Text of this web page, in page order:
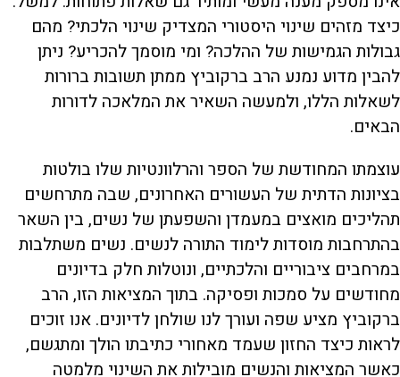
כיצד מזהים שינוי היסטורי המצדיק שינוי הלכתי? מהם
גבולות הגמישות של ההלכה? ומי מוסמך להכריע? ניתן
להבין מדוע נמנע הרב ברקוביץ ממתן תשובות ברורות
לשאלות הללו, ולמעשה השאיר את המלאכה לדורות
הבאים.
עוצמתו המחודשת של הספר והרלוונטיות שלו בולטות
בציונות הדתית של העשורים האחרונים, שבה מתרחשים
תהליכים מואצים במעמדן והשפעתן של נשים, בין השאר
בהתרחבות מוסדות לימוד התורה לנשים. נשים משתלבות
במרחבים ציבוריים והלכתיים, ונוטלות חלק בדיונים
מחודשים על סמכות ופסיקה. בתוך המציאות הזו, הרב
ברקוביץ מציע שפה ועורך לנו שולחן לדיונים. אנו זוכים
לראות כיצד החזון שעמד מאחורי כתיבתו הולך ומתגשם,
כאשר המציאות והנשים מובילות את השינוי מלמטה